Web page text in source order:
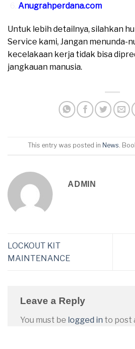
Anugrahperdana.com
Untuk lebih detailnya, silahkan
Service kami, Jangan menunda-
kecelakaan kerja tidak bisa
jangkauan manusia.
This entry was posted in News.
ADMIN
LOCKOUT KIT
MAINTENANCE
Leave a Reply
You must be logged in to post